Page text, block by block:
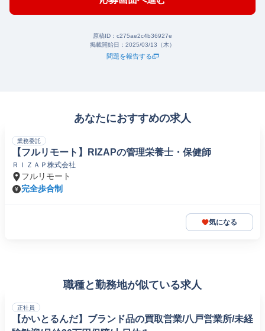
原稿ID： c275ae2c4b36927e
掲載開始日： 2025/03/13（木）
問題を報告する
あなたにおすすめの求人
業務委託
【フルリモート】RIZAPの管理栄養士・保健師
ＲＩＺＡＰ株式会社
フルリモート
完全歩合制
気になる
職種と勤務地が似ている求人
正社員
【かいとるんだ】ブランド品の買取営業/八戸営業所/未経